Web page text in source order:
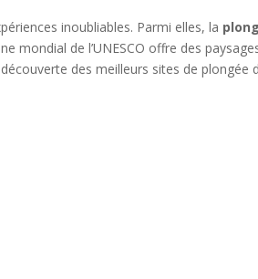
inoubliables. Parmi elles, la
mondial de l’UNESCO offre des
des meilleurs sites de